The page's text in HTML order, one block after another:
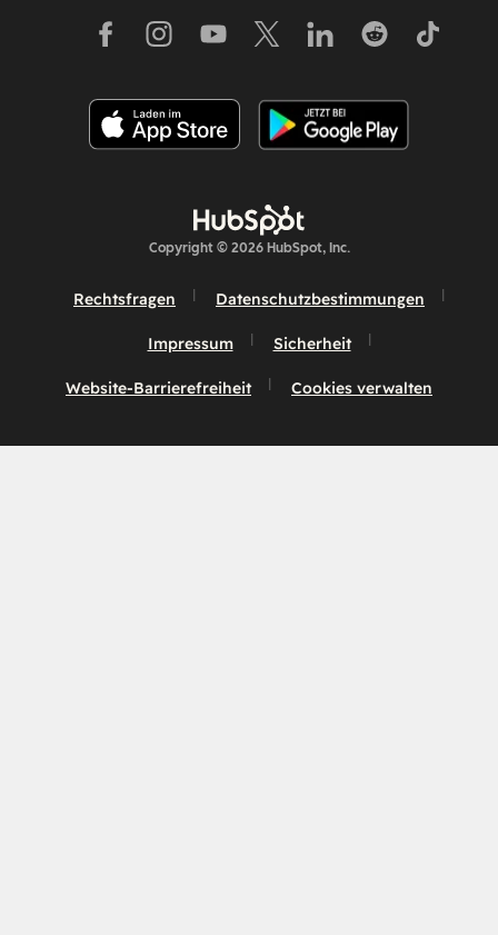
Copyright © 2026 HubSpot, Inc.
Rechtsfragen Datenschutzbestimmungen
Impressum Sicherheit
Website-Barrierefreiheit Cookies verwalten